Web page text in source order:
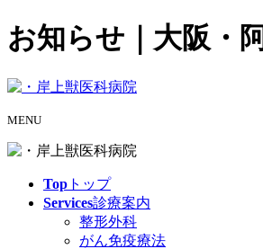
お知らせ｜大阪・
MENU
Top トップ
Services診療案内
整形外科
がん免疫療法